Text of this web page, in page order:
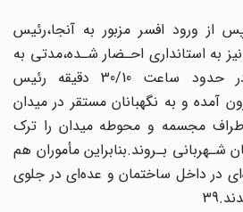
از ورود افسر مزبور به آنجا،رئیس
به استانداری احـضار شـده،مدتی به
گفتگو نشستند.سپس در حدود ساعت 30/10 دقیقه‌ رئیس‌
آمده و به نگهبانان مستقر در میدان
مجسمه و محوطه میدان را ترک
بـروند.بنابراین‌ مأموران هم
در داخل ساختمان و عده‌ای در جلوی